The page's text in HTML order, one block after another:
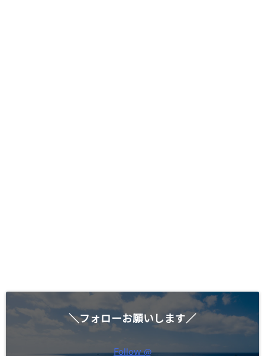
＼フォローお願いします／
Follow @